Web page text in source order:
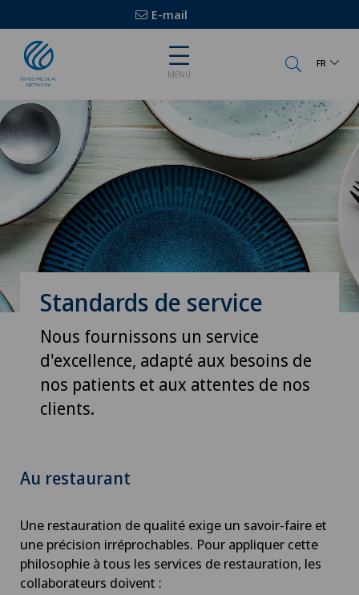
E-mail
MENU
FR
Standards de service
Nous fournissons un service
d'excellence, adapté aux besoins de
nos patients et aux attentes de nos
clients.
Au restaurant
Une restauration de qualité exige un savoir-faire et
une précision irréprochables. Pour appliquer cette
philosophie à tous les services de restauration, les
collaborateurs doivent :